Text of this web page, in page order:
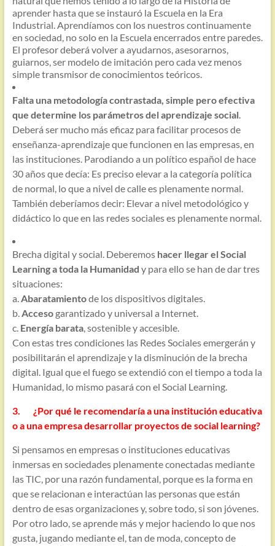
aprender hasta que se instauró la Escuela en la Era
Industrial. Aprendíamos con los nuestros continuamente
en sociedad, no solo en la Escuela encerrados entre paredes.
El profesor deberá volver a ayudarnos, asesorarnos,
guiarnos, ser modelo de imitación pero cada vez menos
simple transmisor de conocimientos teóricos.
Falta una metodología contrastada, simple pero efectiva
que determine los parámetros del aprendizaje social.
Deberá ser mucho más eficaz para facilitar procesos de
enseñanza-aprendizaje que funcionen en las empresas, en
las instituciones. Parodiando a un político español de hace
30 años que decía: Es preciso elevar a la categoría política
de normal, lo que a nivel de calle es plenamente normal.
También deberíamos decir: Elevar a nivel metodológico y
didáctico lo que en las redes sociales es plenamente normal.
Brecha digital y social. Deberemos hacer llegar el Social
Learning a toda la Humanidad y para ello se han de dar tres
situaciones:
a.Abaratamientode los dispositivos digitales.
b.Accesogarantizado y universal a Internet.
c. Energía barata, sostenible y accesible.
Con estas tres condiciones las Redes Sociales emergerán y
posibilitarán el aprendizaje y la disminución de la brecha
digital. Igual que el fuego se extendió con el tiempo a toda la
Humanidad, lo mismo pasará con el Social Learning.
3. ¿Por qué le recomendaría a una institución educativa
o a una empresa desarrollar proyectos de social learning?
Si pensamos en empresas o instituciones educativas
inmersas en sociedades plenamente conectadas mediante
las TIC, por una razón fundamental, porque es la forma en
que se relacionan e interactúan las personas que están
dentro de esas organizaciones y, sobre todo, si son jóvenes.
Por otro lado, se aprende más y mejor haciendo lo que nos
gusta, jugando mediante el, tan de moda, concepto de